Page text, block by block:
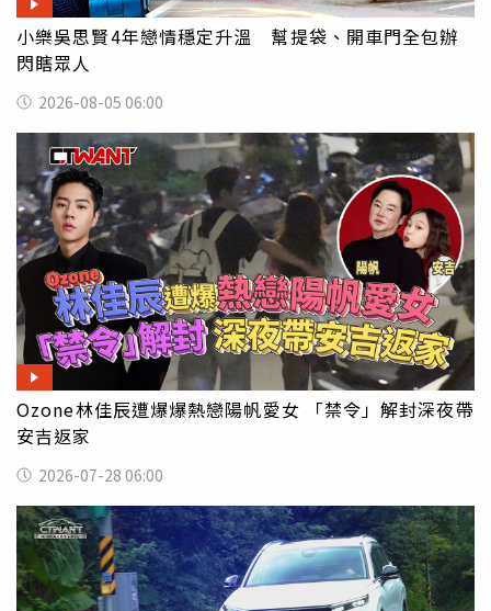
小樂吳思賢4年戀情穩定升溫 幫提袋、開車門全包辦
閃瞎眾人
2026-08-05 06:00
Ozone林佳辰遭爆爆熱戀陽帆愛女 「禁令」解封深夜帶
安吉返家
2026-07-28 06:00